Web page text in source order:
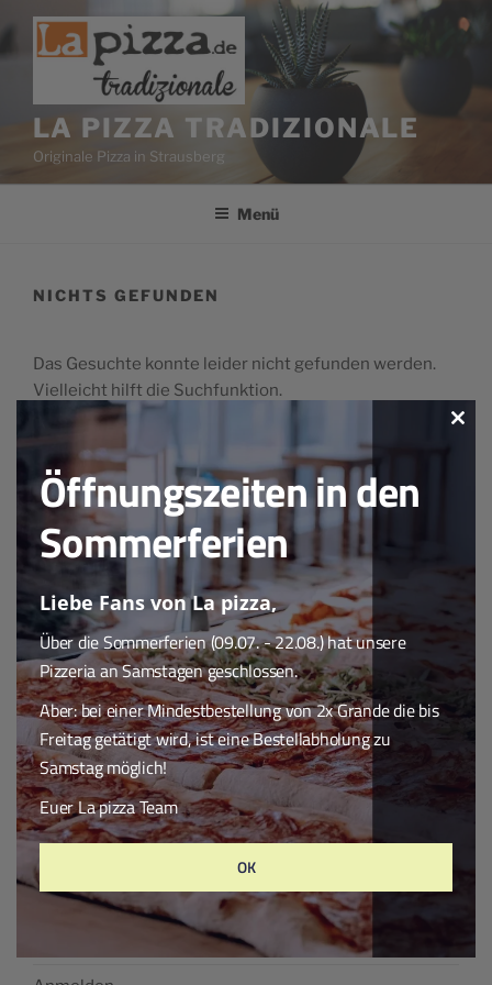
Zum
Inhalt
LA PIZZA TRADIZIONALE
Originale Pizza in Strausberg
Menü
NICHTS GEFUNDEN
Das Gesuchte konnte leider nicht gefunden werden.
Vielleicht hilft die Suchfunktion.
nach:
Suchen
nach:
NEUESTE KOMMENTARE
ARCHIV
KATEGORIEN
Öffnungszeiten in den
Sommerferien
Liebe Fans von La pizza,
Über die Sommerferien (09.07. - 22.08.) hat unsere
Pizzeria an Samstagen geschlossen.
Aber: bei einer Mindestbestellung von 2x Grande die bis
Freitag getätigt wird, ist eine Bestellabholung zu
Samstag möglich!
Euer La pizza Team
OK